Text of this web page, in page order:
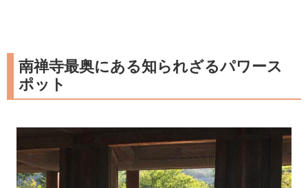
南禅寺最奥にある知られざるパワース
ポット